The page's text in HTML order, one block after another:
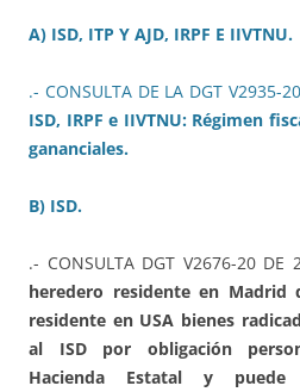
A) ISD, ITP Y AJD, IRPF E IIVTNU.
.- CONSULTA DE LA DGT V2935-
ISD, IRPF e IIVTNU: Régimen
gananciales.
B) ISD.
.- CONSULTA DGT V2676-20
heredero residente en Madrid
residente en USA bienes
al ISD por obligación
Hacienda Estatal y